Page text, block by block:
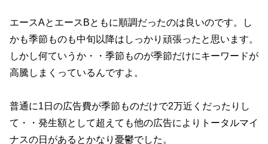
エースAとエースBともに順調だったのは良いのです。し
かも季節ものも中旬以降はしっかり頑張ったと思います。
しかし何ていうか・・季節ものが季節だけにキーワードが
高騰しまくっているんですよ。
普通に1日の広告費が季節ものだけで2万近くだったりし
て・・発生額として超えても他の広告によりトータルマイ
ナスの日があるとかなり憂鬱でした。